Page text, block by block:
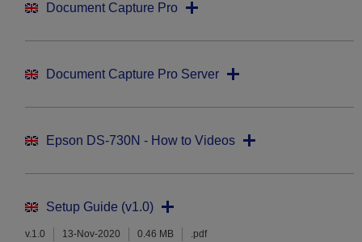
Document Capture Pro
Document Capture Pro Server
Epson DS-730N - How to Videos
Setup Guide (v1.0)
v.1.0 13-Nov-2020 0.46 MB .pdf